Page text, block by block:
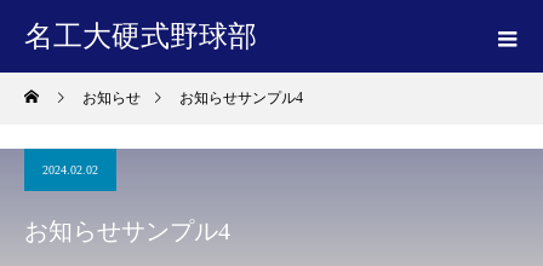
名工大硬式野球部
お知らせ お知らせサンプル4
2024.02.02
お知らせサンプル4